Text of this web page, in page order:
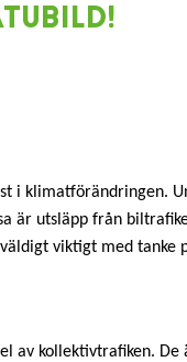
i klimatförändringen.
är utsläpp från
viktigt med tanke
av kollektivtrafiken.